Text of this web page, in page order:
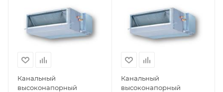
Канальный
высоконапорный
Канальный
высоконапорный